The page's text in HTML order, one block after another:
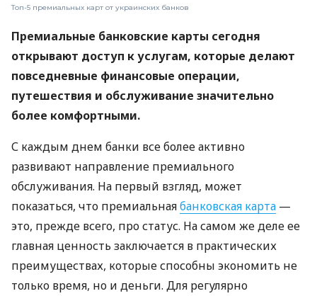
Топ-5 премиальных карт от украинских банков
Премиальные банковские карты сегодня
открывают доступ к услугам, которые делают
повседневные финансовые операции,
путешествия и обслуживание значительно
более комфортными.
С каждым днем ​​банки все более активно
развивают направление премиального
обслуживания. На первый взгляд, может
показаться, что премиальнаябанковская карта —
это, прежде всего, про статус. На самом же деле ее
главная ценность заключается в практических
преимуществах, которые способны экономить не
только время, но и деньги. Для регулярно